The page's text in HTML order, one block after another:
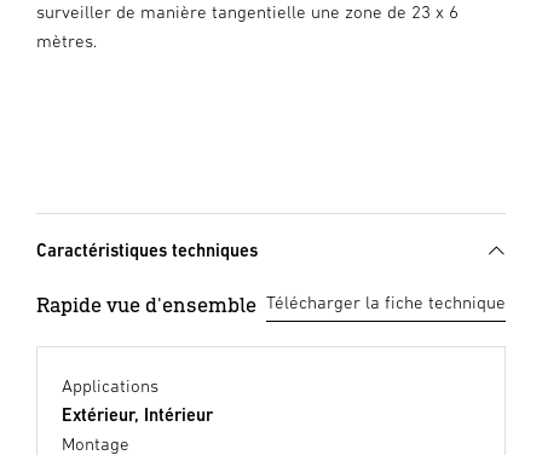
surveiller de manière tangentielle une zone de 23 x 6
mètres.
Caractéristiques techniques
Rapide vue d'ensemble Télécharger la fiche technique
Applications
Extérieur, Intérieur
Montage